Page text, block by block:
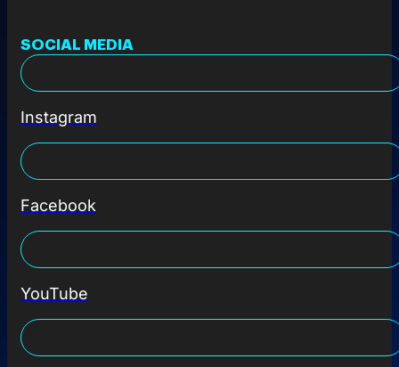
SOCIAL MEDIA
Instagram
Facebook
YouTube